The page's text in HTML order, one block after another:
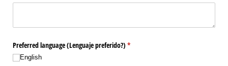
Preferred language (Lenguaje preferido?) *
(required)
English